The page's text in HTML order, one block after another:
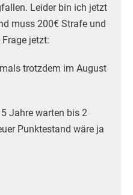
Leider bin ich jetzt
muss 200€ Strafe und
jetzt:
trotzdem im August
Jahre warten bis 2
Punktestand wäre ja